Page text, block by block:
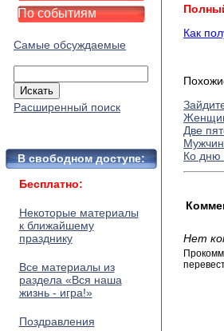
По событиям
Самые обсуждаемые
Расширенный поиск
В свободном доступе:
Бесплатно:
Некоторые материалы
к ближайшему
празднику
Все материалы из
раздела «Вся наша
жизнь - игра!»
Поздравления
Как
Две
Ко дню
Нет